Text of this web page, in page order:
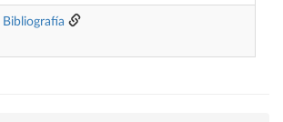
Bibliografía